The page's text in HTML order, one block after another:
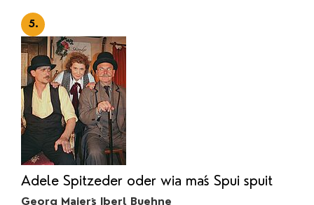
5.
Adele Spitzeder oder wia ma´s Spui spuit
Georg Maier´s Iberl Buehne